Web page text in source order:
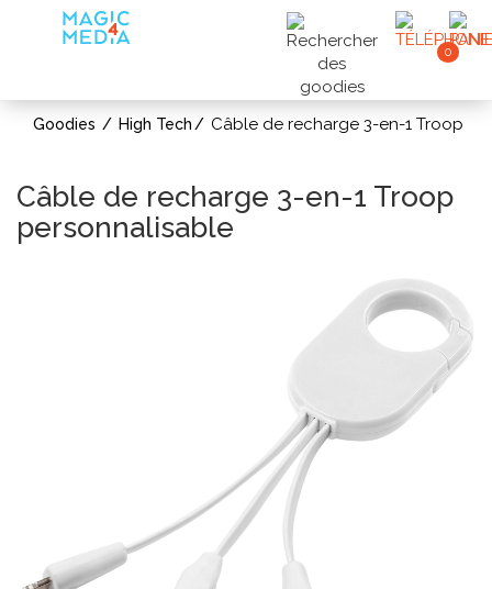
0
Goodies High Tech Câble de recharge 3-en-1 Troop
Câble de recharge 3-en-1 Troop
personnalisable